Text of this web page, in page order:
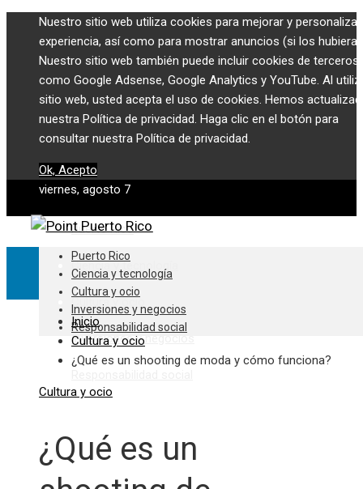
Nuestro sitio web utiliza cookies para mejorar y
experiencia, así como para mostrar anuncios (si los hubiera).
Nuestro sitio web también puede incluir cookies de terceros,
como Google Adsense, Google Analytics y YouTube. Al
sitio web, usted acepta el uso de cookies. Hemos
nuestra Política de privacidad. Haga clic en el botón para
consultar nuestra Política de privacidad.
Ok, Acepto
viernes, agosto 7
Puerto Rico
Ciencia y tecnología
Cultura y ocio
Inversiones y negocios
Puerto Rico
Ciencia y tecnología
Cultura y ocio
Inversiones y negocios
Responsabilidad social
Inicio
Cultura y ocio
¿Qué es un shooting de moda y cómo funciona?
Cultura y ocio
¿Qué es un